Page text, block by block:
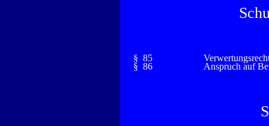
§ 85
§ 86
Anspruch auf